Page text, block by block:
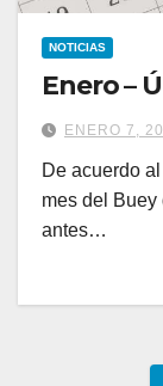
NOTICIAS
Enero –
ENERO 7,
De acuerdo
mes del Buey
antes…